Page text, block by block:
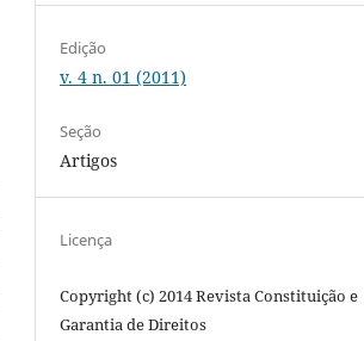
Edição
v. 4 n. 01 (2011)
Seção
Artigos
Licença
Copyright (c) 2014 Revista Constituição e
Garantia de Direitos